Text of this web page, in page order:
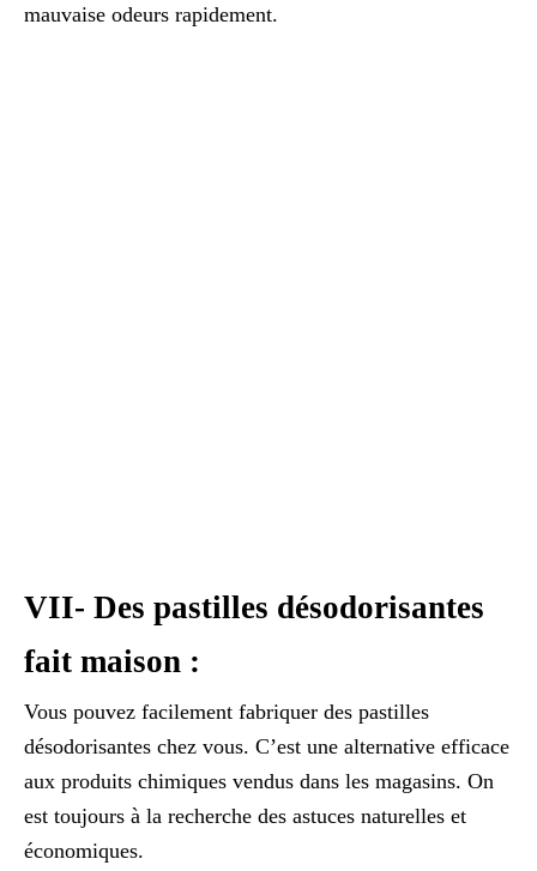
mauvaise odeurs rapidement.
VII- Des pastilles désodorisantes
fait maison :
Vous pouvez facilement fabriquer des pastilles
désodorisantes chez vous. C’est une alternative efficace
aux produits chimiques vendus dans les magasins. On
est toujours à la recherche des astuces naturelles et
économiques.